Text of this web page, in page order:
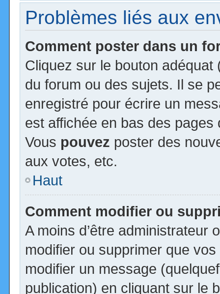
Problèmes liés aux
Comment poster dans un
Cliquez sur le bouton
du forum ou des sujets. Il se
enregistré pour écrire un
est affichée en bas des
Vous pouvez poster des
aux votes, etc.
Haut
Comment modifier ou
A moins d’être administrateur
modifier ou supprimer que
modifier un message
publication) en cliquant sur le